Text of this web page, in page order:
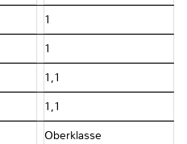
1
1
1,1
1,1
Oberklasse